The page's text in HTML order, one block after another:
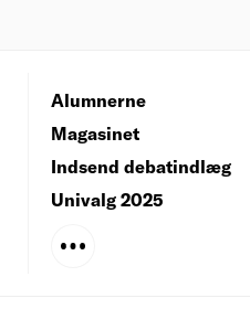
Alumnerne
Magasinet
Indsend debatindlæg
Univalg 2025